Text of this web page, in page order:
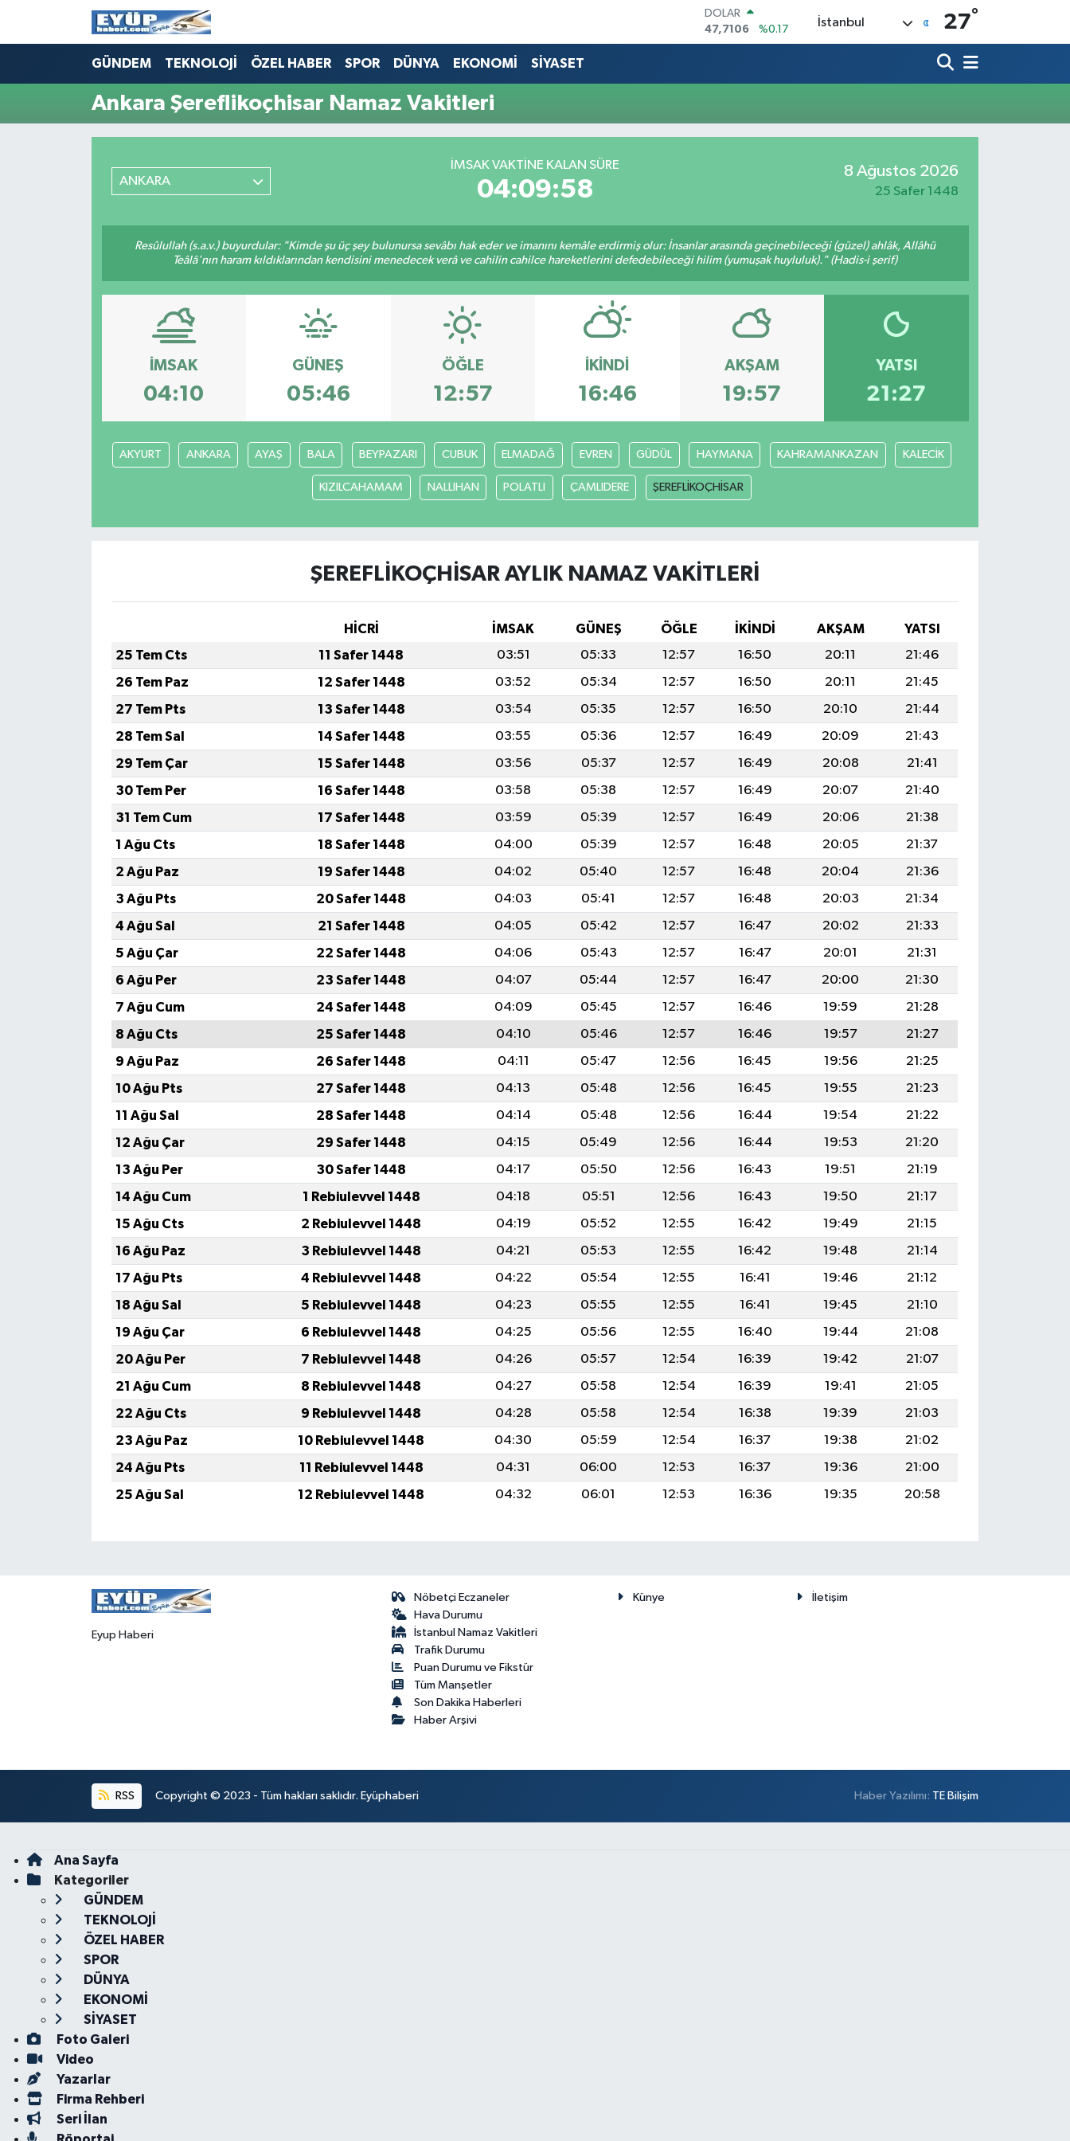
DOLAR
47,7106
%0.17
EURO
6648.99
%2.59
İstanbul 27°
GÜNDEM TEKNOLOJİ ÖZEL HABER SPOR DÜNYA EKONOMİ SİYASET
Ankara Şereflikoçhisar Namaz Vakitleri
ANKARA
İMSAK VAKTINE KALAN SÜRE
04:09:58
8 Ağustos 2026
25 Safer 1448
Resûlullah (s.a.v.) buyurdular: "Kimde şu üç şey bulunursa sevâbı hak eder ve imanını kemâle erdirmiş olur: İnsanlar arasında geçinebileceği (güzel) ahlâk, Allâhü
Teâlâ'nın haram kıldıklarından kendisini menedecek verâ ve cahilin cahilce hareketlerini defedebileceği hilim (yumuşak huyluluk)." (Hadis-i şerif)
İMSAK
04:10
GÜNEŞ
05:46
ÖĞLE
12:57
İKINDI
16:46
AKŞAM
19:57
YATSI
21:27
AKYURT ANKARA AYAŞ BALA BEYPAZARI CUBUK ELMADAĞ EVREN GÜDÜL HAYMANA KAHRAMANKAZAN KALECİK
KIZILCAHAMAM NALLIHAN POLATLI ÇAMLIDERE ŞEREFLİKOÇHİSAR
ŞEREFLİKOÇHİSAR AYLIK NAMAZ VAKITLERI
HİCRİ İMSAK GÜNEŞ ÖĞLE İKINDI AKŞAM
YATSI
25 Tem Cts
11 Safer 1448 03:51 05:33 12:57 16:50 20:11
21:46
26 Tem Paz
12 Safer 1448 03:52 05:34 12:57 16:50 20:11
21:45
27 Tem Pts
13 Safer 1448 03:54 05:35 12:57 16:50 20:10
21:44
28 Tem Sal
14 Safer 1448 03:55 05:36 12:57 16:49 20:09
21:43
29 Tem Çar
15 Safer 1448 03:56 05:37 12:57 16:49 20:08
21:41
30 Tem Per
16 Safer 1448 03:58 05:38 12:57 16:49 20:07
21:40
31 Tem Cum
17 Safer 1448 03:59 05:39 12:57 16:49 20:06
21:38
1 Ağu Cts
18 Safer 1448 04:00 05:39 12:57 16:48 20:05
21:37
2 Ağu Paz
19 Safer 1448 04:02 05:40 12:57 16:48 20:04
21:36
3 Ağu Pts
20 Safer 1448 04:03 05:41 12:57 16:48 20:03
21:34
4 Ağu Sal
21 Safer 1448 04:05 05:42 12:57 16:47 20:02
21:33
5 Ağu Çar
22 Safer 1448 04:06 05:43 12:57 16:47 20:01
21:31
6 Ağu Per
23 Safer 1448 04:07 05:44 12:57 16:47 20:00
21:30
7 Ağu Cum
24 Safer 1448 04:09 05:45 12:57 16:46 19:59
21:28
8 Ağu Cts
25 Safer 1448 04:10 05:46 12:57 16:46 19:57
21:27
9 Ağu Paz
26 Safer 1448 04:11 05:47 12:56 16:45 19:56
21:25
10 Ağu Pts
27 Safer 1448 04:13 05:48 12:56 16:45 19:55
21:23
11 Ağu Sal
28 Safer 1448 04:14 05:48 12:56 16:44 19:54
21:22
12 Ağu Çar
29 Safer 1448 04:15 05:49 12:56 16:44 19:53
21:20
13 Ağu Per
30 Safer 1448 04:17 05:50 12:56 16:43 19:51
21:19
14 Ağu Cum
1 Rebiulevvel 1448 04:18 05:51 12:56 16:43 19:50
21:17
15 Ağu Cts
2 Rebiulevvel 1448 04:19 05:52 12:55 16:42 19:49
21:15
16 Ağu Paz
3 Rebiulevvel 1448 04:21 05:53 12:55 16:42 19:48
21:14
17 Ağu Pts
4 Rebiulevvel 1448 04:22 05:54 12:55 16:41 19:46
21:12
18 Ağu Sal
5 Rebiulevvel 1448 04:23 05:55 12:55 16:41 19:45
21:10
19 Ağu Çar
6 Rebiulevvel 1448 04:25 05:56 12:55 16:40 19:44
21:08
20 Ağu Per
7 Rebiulevvel 1448 04:26 05:57 12:54 16:39 19:42
21:07
21 Ağu Cum
8 Rebiulevvel 1448 04:27 05:58 12:54 16:39 19:41
21:05
22 Ağu Cts
9 Rebiulevvel 1448 04:28 05:58 12:54 16:38 19:39
21:03
23 Ağu Paz
10 Rebiulevvel 1448 04:30 05:59 12:54 16:37 19:38
21:02
24 Ağu Pts
11 Rebiulevvel 1448 04:31 06:00 12:53 16:37 19:36
21:00
25 Ağu Sal
12 Rebiulevvel 1448 04:32 06:01 12:53 16:36 19:35 20:58
Eyup Haberi
Nöbetçi Eczaneler
Hava Durumu
İstanbul Namaz Vakitleri
Trafik Durumu
Puan Durumu ve Fikstür
Tüm Manşetler
Son Dakika Haberleri
Haber Arşivi
Künye İletişim
RSS Copyright © 2023 - Tüm hakları saklıdır. Eyüphaberi Haber Yazılımı: TE Bilişim
Ana Sayfa
Kategoriler
GÜNDEM
TEKNOLOJİ
ÖZEL HABER
SPOR
DÜNYA
EKONOMİ
SİYASET
Foto Galeri
Video
Yazarlar
Firma Rehberi
Seri İlan